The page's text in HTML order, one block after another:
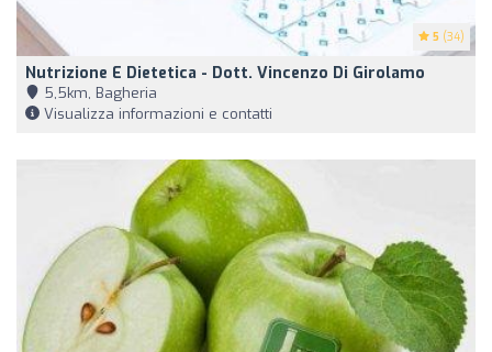
5 (34)
Nutrizione E Dietetica - Dott. Vincenzo Di Girolamo
5,5km, Bagheria
Visualizza informazioni e contatti